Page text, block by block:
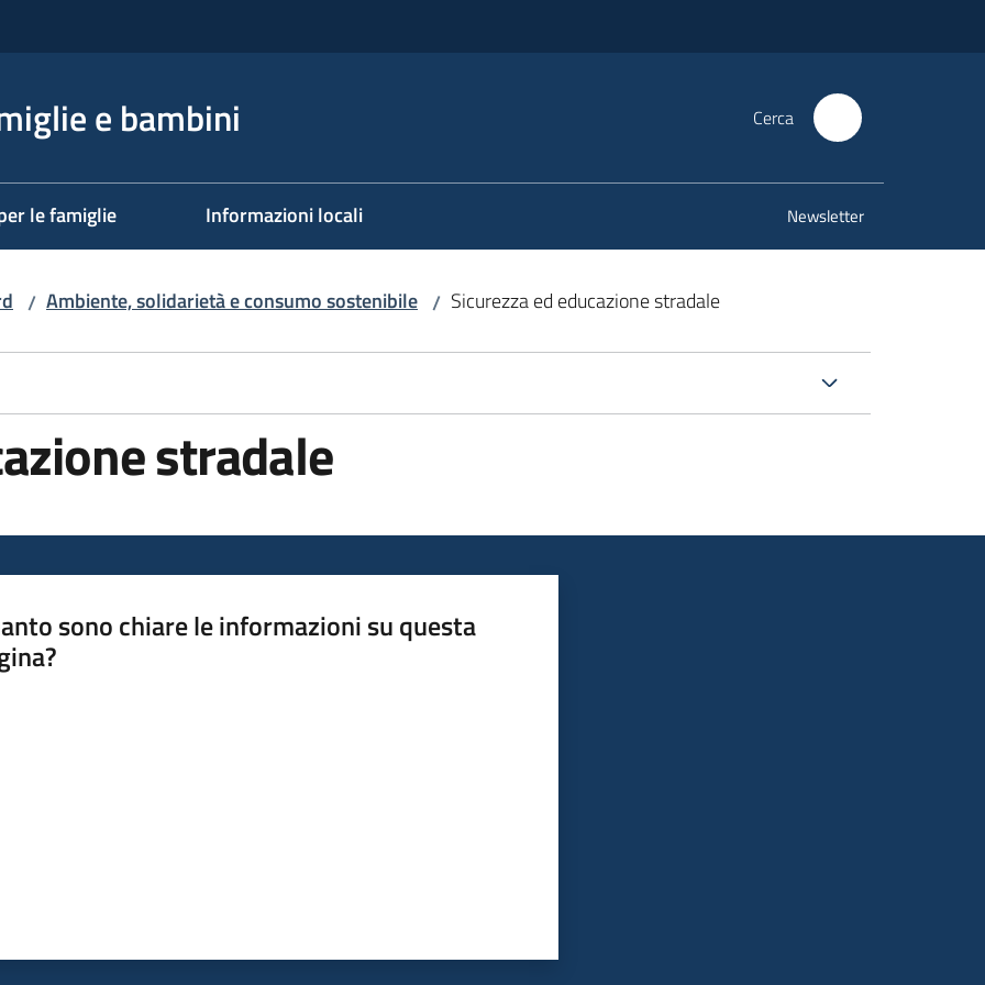
e bambini Cerca
le famiglie Informazioni locali Newsletter
/ Ambiente, solidarietà e consumo sostenibile / Sicurezza ed educazione stradale
stradale
sono chiare le informazioni su questa